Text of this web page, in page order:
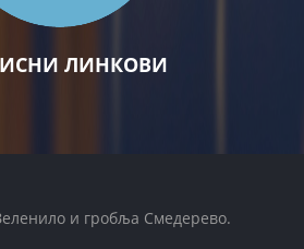
ЛИНКОВИ
и гробља Смедерево.